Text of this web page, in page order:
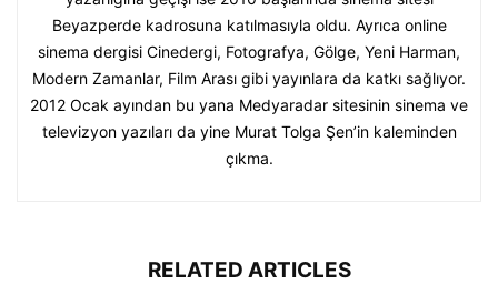
Beyazperde kadrosuna katılmasıyla oldu. Ayrıca online
sinema dergisi Cinedergi, Fotografya, Gölge, Yeni Harman,
Modern Zamanlar, Film Arası gibi yayınlara da katkı sağlıyor.
2012 Ocak ayından bu yana Medyaradar sitesinin sinema ve
televizyon yazıları da yine Murat Tolga Şen’in kaleminden
çıkma.
RELATED ARTICLES